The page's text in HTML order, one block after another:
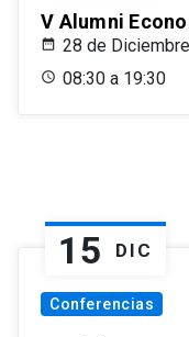
V Alumni
28 de
08:30 a 19:30
15 DIC
Conferencias